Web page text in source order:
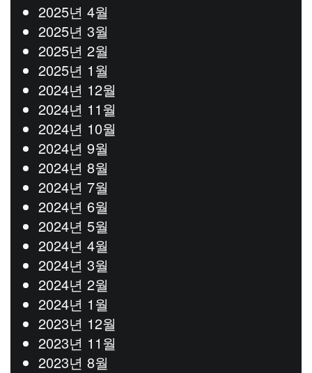
2025년 4월
2025년 3월
2025년 2월
2025년 1월
2024년 12월
2024년 11월
2024년 10월
2024년 9월
2024년 8월
2024년 7월
2024년 6월
2024년 5월
2024년 4월
2024년 3월
2024년 2월
2024년 1월
2023년 12월
2023년 11월
2023년 8월